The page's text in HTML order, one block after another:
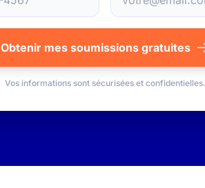
Obtenir mes soumissions gratuites
Vos informations sont sécurisées et confidentielles.